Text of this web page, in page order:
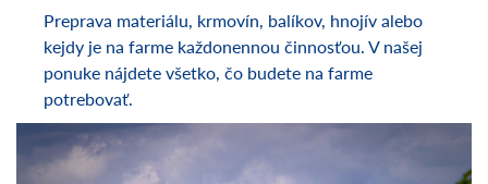
Preprava materiálu, krmovín, balíkov, hnojív alebo
kejdy je na farme každonennou činnosťou. V našej
ponuke nájdete všetko, čo budete na farme
potrebovať.